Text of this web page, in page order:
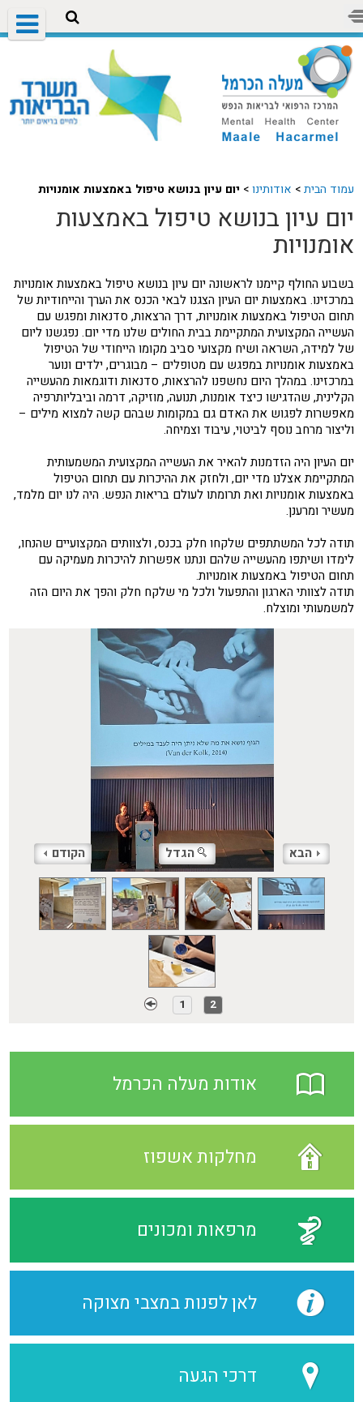
עמוד הבית> אודותינו>יום עיון בנושא טיפול באמצעות אומנויות
יום עיון בנושא טיפול באמצעות
אומנויות
בשבוע החולף קיימנו לראשונה יום עיון בנושא טיפול באמצעות אומנויות
במרכזינו. באמצעות יום העיון הצגנו לבאי הכנס את הערך והייחודיות של
תחום הטיפול באמצעות אומנויות, דרך הרצאות, סדנאות ומפגש עם
העשייה המקצועית המתקיימת בבית החולים שלנו מדי יום. נפגשנו ליום
של למידה, השראה ושיח מקצועי סביב מקומו הייחודי של הטיפול
באמצעות אומנויות במפגש עם מטופלים – מבוגרים, ילדים ונוער
במרכזינו. במהלך היום נחשפנו להרצאות, סדנאות ודוגמאות מהעשייה
הקלינית, שהדגישו כיצד אומנות, תנועה, מוזיקה, דרמה וביבליותרפיה
מאפשרות לפגוש את האדם גם במקומות שבהם קשה למצוא מילים –
וליצור מרחב נוסף לביטוי, עיבוד וצמיחה.
יום העיון היה הזדמנות להאיר את העשייה המקצועית המשמעותית
המתקיימת אצלנו מדי יום, ולחזק את ההיכרות עם תחום הטיפול
באמצעות אומנויות ואת תרומתו לעולם בריאות הנפש. היה לנו יום מלמד,
מעשיר ומרענן.
תודה לכל המשתתפים שלקחו חלק בכנס, ולצוותים המקצועיים שהנחו,
לימדו ושיתפו מהעשייה שלהם ונתנו אפשרות להיכרות מעמיקה עם
תחום הטיפול באמצעות אומנויות.
תודה לצוותי הארגון והתפעול ולכל מי שלקח חלק והפך את היום הזה
למשמעותי ומוצלח.
הקודם הגדל הבא
1 2
אודות מעלה הכרמל
מחלקות אשפוז
מרפאות ומכונים
לאן לפנות במצבי מצוקה
דרכי הגעה